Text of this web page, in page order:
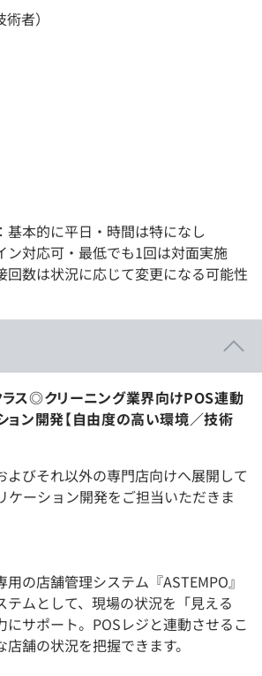
者）
基本的に平日・時間は特になし
ン対応可・最低でも1回は対面実施
数は状況に応じて変更になる可能性
ラス◎クリーニング業界向けPOS連動
ョン開発【自由度の高い環境／技術
よびそれ以外の専門店向けへ展開して
ケーション開発をご担当いただきま
の店舗管理システム『ASTEMPO』
テムとして、現場の状況を「見える
にサポート。POSレジと連動させるこ
舗の状況を把握できます。